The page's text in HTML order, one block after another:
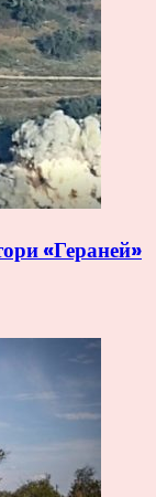
«Гераней»